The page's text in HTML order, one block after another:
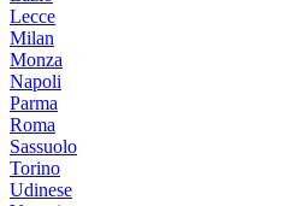
Lecce
Milan
Monza
Napoli
Parma
Roma
Sassuolo
Torino
Udinese